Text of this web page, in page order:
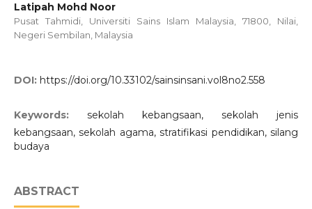
Latipah Mohd Noor
Pusat Tahmidi, Universiti Sains Islam Malaysia, 71800, Nilai,
Negeri Sembilan, Malaysia
DOI: https://doi.org/10.33102/sainsinsani.vol8no2.558
Keywords: sekolah kebangsaan, sekolah jenis
kebangsaan, sekolah agama, stratifikasi pendidikan, silang
budaya
ABSTRACT